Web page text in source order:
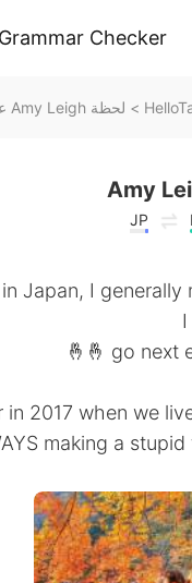
Checker
> لحظة Amy Leigh على HelloTalk
Amy
JP
Japan, I generally
go next
2017 when we
making a stupid